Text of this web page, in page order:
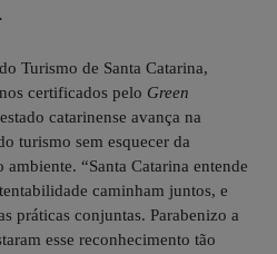
Turismo de Santa Catarina,
certificados pelo Green
catarinense avança na
turismo sem esquecer da
“Santa Catarina entende
caminham juntos, e
práticas conjuntas. Parabenizo a
esse reconhecimento tão